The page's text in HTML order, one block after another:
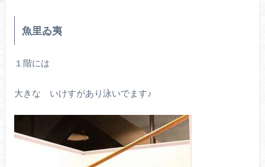
魚里ゐ夷
１階には
大きな いけすがあり泳いでます♪